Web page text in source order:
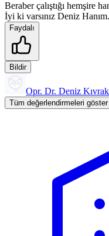
Beraber çalıştığı hemşire
İyi ki varsınız Deniz
Faydalı
Bildir
Opr. Dr. Deniz Kıvrak
Tüm değerlendirmeleri göster